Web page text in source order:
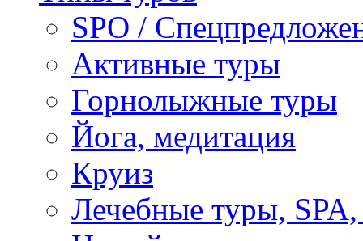
SPO /
Активные туры
Горнолыжные туры
Йога, медитация
Круиз
Лечебные туры, SPA,